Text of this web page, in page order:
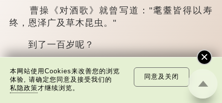
曹操《对酒歌》就曾写道："耄耋皆得以寿
终，恩泽广及草木昆虫。"
到了一百岁呢？
那么就可以称为"期颐"。 《礼记.曲礼
上》："百年曰期颐。"郑玄注："期，犹要也；
颐，养也。不知衣服食味，孝子要尽养...
本网站使用Cookies来改善您的浏览
体验, 请确定您同意及接受我们的
私隐政策才继续浏览。
同意及关闭